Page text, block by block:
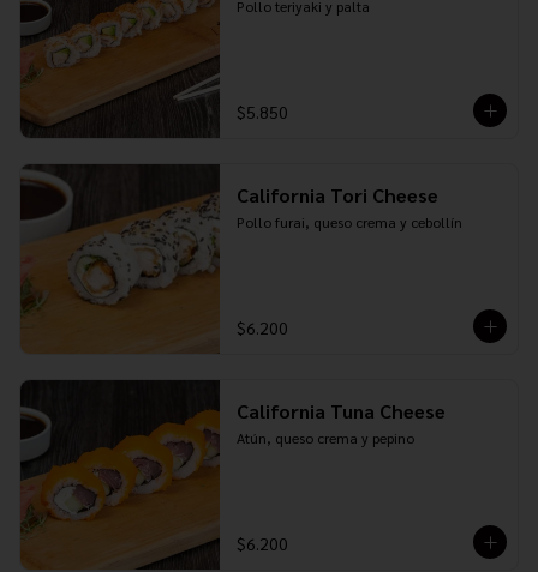
Pollo teriyaki y palta
$5.850
California Tori Cheese
Pollo furai, queso crema y cebollín
$6.200
California Tuna Cheese
Atún, queso crema y pepino
$6.200